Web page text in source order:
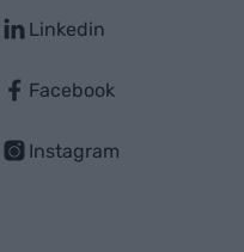
Linkedin
Facebook
Instagram